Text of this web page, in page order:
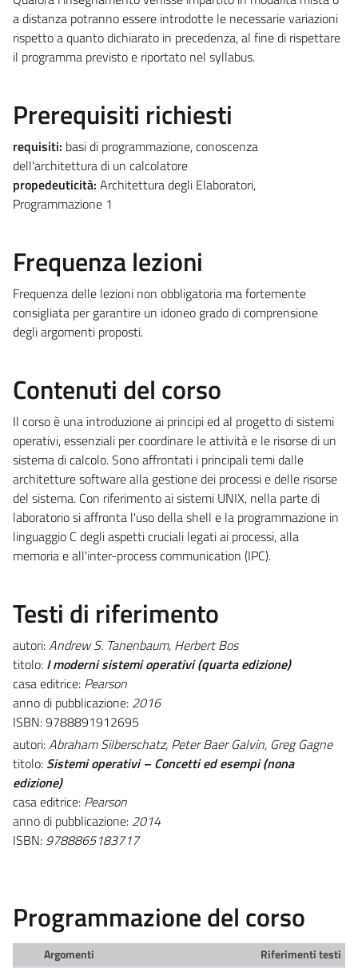
a distanza potranno essere introdotte le necessarie variazioni
rispetto a quanto dichiarato in precedenza, al fine di rispettare
il programma previsto e riportato nel syllabus.
Prerequisiti richiesti
requisiti: basi di programmazione, conoscenza
dell'architettura di un calcolatore
propedeuticità: Architettura degli Elaboratori,
Programmazione 1
Frequenza lezioni
Frequenza delle lezioni non obbligatoria ma fortemente
consigliata per garantire un idoneo grado di comprensione
degli argomenti proposti.
Contenuti del corso
Il corso è una introduzione ai principi ed al progetto di sistemi
operativi, essenziali per coordinare le attività e le risorse di un
sistema di calcolo. Sono affrontati i principali temi dalle
architetture software alla gestione dei processi e delle risorse
del sistema. Con riferimento ai sistemi UNIX, nella parte di
laboratorio si affronta l'uso della shell e la programmazione in
linguaggio C degli aspetti cruciali legati ai processi, alla
memoria e all'inter-process communication (IPC).
Testi di riferimento
autori:Andrew S. Tanenbaum, Herbert Bos
titolo: I moderni sistemi operativi (quarta edizione)
casa editrice: Pearson
anno di pubblicazione: 2016
ISBN: 9788891912695
autori:Abraham Silberschatz, Peter Baer Galvin, Greg Gagne
titolo: Sistemi operativi – Concetti ed esempi (nona
edizione)
casa editrice: Pearson
anno di pubblicazione: 2014
ISBN: 9788865183717
Programmazione del corso
Argomenti
Riferimenti testi